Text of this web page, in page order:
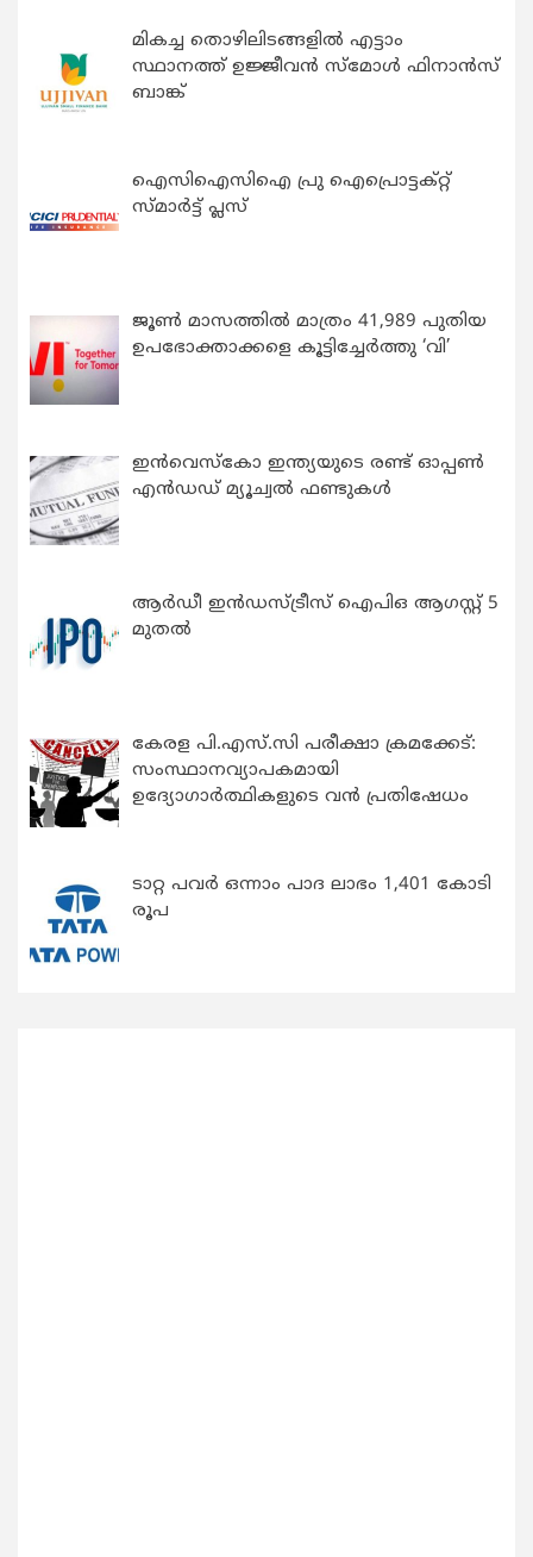
മികച്ച തൊഴിലിടങ്ങളിൽ എട്ടാം
സ്ഥാനത്ത് ഉജ്ജീവൻ സ്മോൾ ഫിനാൻസ്
ബാങ്ക്
ഐസിഐസിഐ പ്രു ഐപ്രൊട്ടക്റ്റ്
സ്മാർട്ട് പ്ലസ്
ജൂൺ മാസത്തിൽ മാത്രം 41,989 പുതിയ
ഉപഭോക്താക്കളെ കൂട്ടിച്ചേർത്തു ‘വി’
ഇന്‍വെസ്കോ ഇന്ത്യയുടെ രണ്ട് ഓപ്പണ്‍
എന്‍ഡഡ് മ്യൂച്വല്‍ ഫണ്ടുകള്‍
ആർഡീ ഇൻഡസ്ട്രീസ് ഐപിഒ ആഗസ്റ്റ് 5
മുതൽ
കേരള പി.എസ്.സി പരീക്ഷാ ക്രമക്കേട്:
സംസ്ഥാനവ്യാപകമായി
ഉദ്യോഗാര്‍ത്ഥികളുടെ വന്‍ പ്രതിഷേധം
ടാറ്റ പവർ ഒന്നാം പാദ ലാഭം 1,401 കോടി
രൂപ